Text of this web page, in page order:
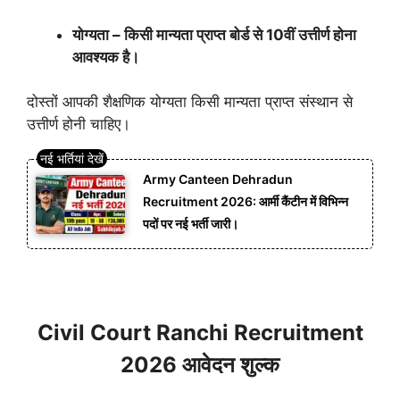
योग्यता – किसी मान्यता प्राप्त बोर्ड से 10वीं उत्तीर्ण होना
आवश्यक है।
दोस्तों आपकी शैक्षणिक योग्यता किसी मान्यता प्राप्त संस्थान से
उत्तीर्ण होनी चाहिए।
Army Canteen Dehradun
Recruitment 2026: आर्मी कैंटीन में विभिन्न
पदों पर नई भर्ती जारी।
Civil Court Ranchi Recruitment
2026 आवेदन शुल्क